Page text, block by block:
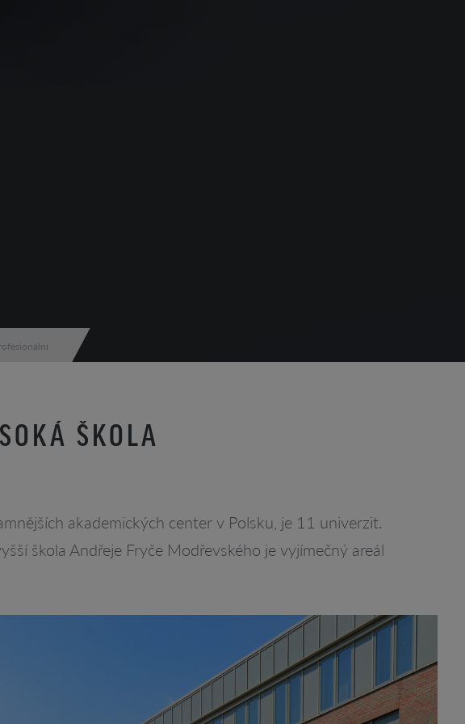
ŠKOLA
akademických center v Polsku, je 11 univerzit.
škola Andřeje Fryče Modřevského je vyjímečný areál